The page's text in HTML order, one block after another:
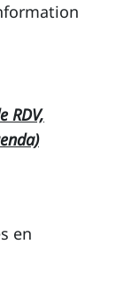
RDV,
en